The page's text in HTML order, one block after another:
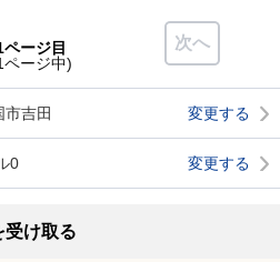
次へ
ページ目
ページ中)
吉田 変更する
0 変更する
受け取る